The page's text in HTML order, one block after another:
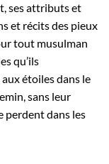
ses attributs et
et récits des pieux
tout musulman
qu’ils
étoiles dans le
sans leur
perdent dans les